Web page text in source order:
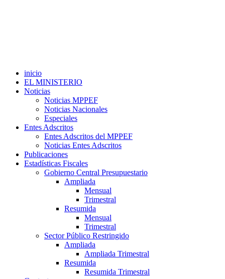
inicio
EL MINISTERIO
Noticias
Noticias MPPEF
Noticias Nacionales
Especiales
Entes Adscritos
Entes Adscritos del MPPEF
Noticias Entes Adscritos
Publicaciones
Estadísticas Fiscales
Gobierno Central Presupuestario
Ampliada
Mensual
Trimestral
Resumida
Mensual
Trimestral
Sector Público Restringido
Ampliada
Ampliada Trimestral
Resumida
Resumida Trimestral